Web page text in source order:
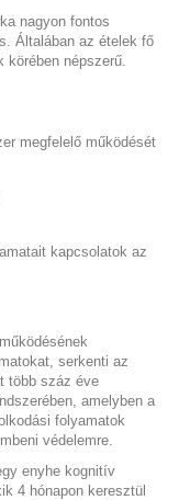
nagyon fontos
Általában az ételek fő
népszerű.
megfelelő működését
kapcsolatok az
serkenti az
több száz éve
amelyben a
folyamatok
védelemre.
enyhe kognitív
4 hónapon keresztül